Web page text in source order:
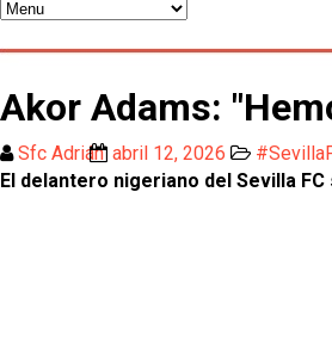
Akor Adams:
Sfc Adrián abril 12, 2026
El delantero nigeriano del Sevilla